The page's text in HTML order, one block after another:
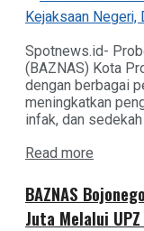
Spotnews.id-
(BAZNAS) Kota
dengan berbagai
meningkatkan
infak, dan sedekah
Read more
BAZNAS
Juta Melalui